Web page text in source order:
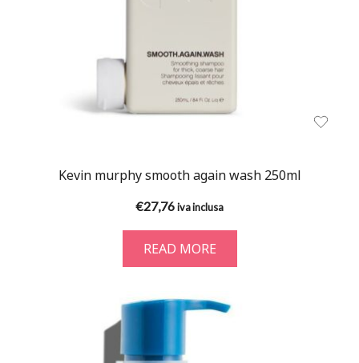
Kevin murphy smooth again wash 250ml
€27,76iva inclusa
READ MORE